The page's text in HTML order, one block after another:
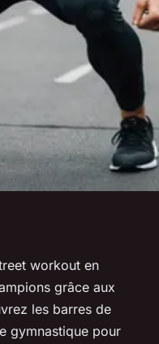
un
workout en
grâce aux
les barres de
gymnastique pour